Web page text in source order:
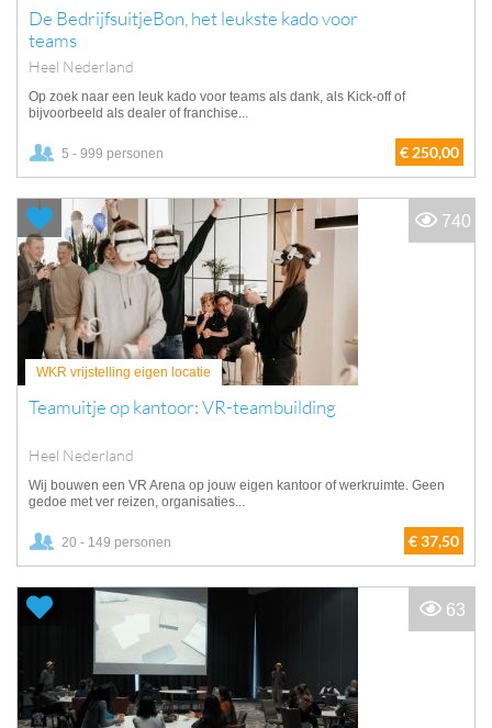
De BedrijfsuitjeBon, het leukste kado voor
teams
Heel Nederland
Op zoek naar een leuk kado voor teams als dank, als Kick-off of
bijvoorbeeld als dealer of franchise...
5 - 999 personen € 250,00
WKR vrijstelling eigen locatie
Teamuitje op kantoor: VR-teambuilding
Heel Nederland
Wij bouwen een VR Arena op jouw eigen kantoor of werkruimte. Geen
gedoe met ver reizen, organisaties...
20 - 149 personen € 37,50
740
63